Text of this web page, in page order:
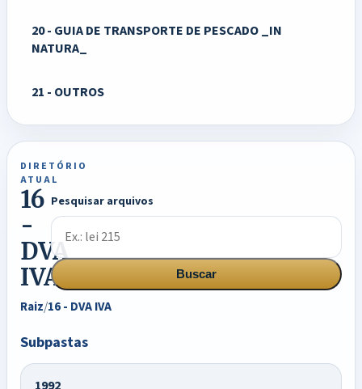
20 - GUIA DE TRANSPORTE DE PESCADO _IN
NATURA_
21 - OUTROS
DIRETÓRIO
ATUAL
16
-
DVA
IVA
Pesquisar arquivos
Buscar
Raiz/16 - DVA IVA
Subpastas
1992